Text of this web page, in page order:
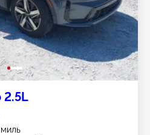
2.5L